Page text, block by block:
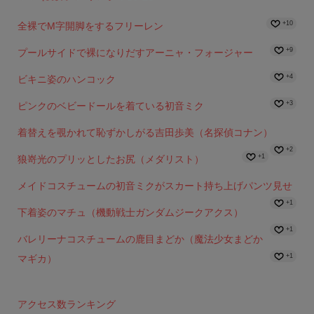
全裸でM字開脚をするフリーレン +10
プールサイドで裸になりだすアーニャ・フォージャー +9
ビキニ姿のハンコック +4
ピンクのベビードールを着ている初音ミク +3
着替えを覗かれて恥ずかしがる吉田歩美（名探偵コナン）
+2
狼嵜光のプリッとしたお尻（メダリスト） +1
メイドコスチュームの初音ミクがスカート持ち上げパンツ見せ
+1
下着姿のマチュ（機動戦士ガンダムジークアクス）
+1
バレリーナコスチュームの鹿目まどか（魔法少女まどか
マギカ）
+1
アクセス数ランキング